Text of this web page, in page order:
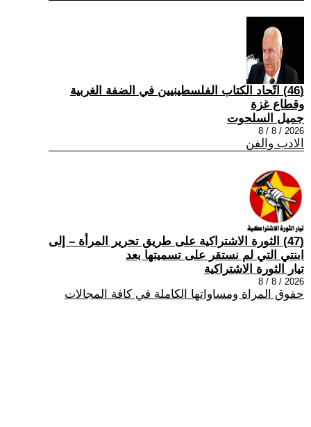
(46) اتّحاد الكتاب الفلسطينيين في الضفة الغربية
وقطاع غزة
جميل السلحوت
2026 / 8 / 8
الادب والفن
(47) الثورة الاشتراكية على طريق تحرير المرأة – إلى
ابنتي التي لم نستقر على تسميتها بعد
تيار الثورة الاشتراكية
2026 / 8 / 8
حقوق المراة ومساواتها الكاملة في كافة المجالات